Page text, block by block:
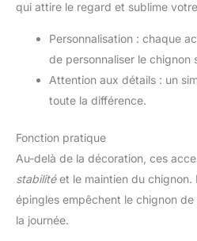
qui attire le regard et sublime
Personnalisation : chaque
de personnaliser le chignon
Attention aux détails : un
toute la différence.
Fonction pratique
Au-delà de la décoration, ces
stabilitéet le maintien du chignon.
épingles empêchent le chignon
la journée.